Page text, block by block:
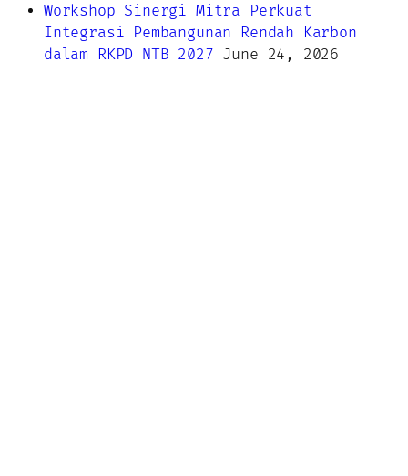
Workshop Sinergi Mitra Perkuat
Integrasi Pembangunan Rendah Karbon
dalam RKPD NTB 2027 June 24, 2026